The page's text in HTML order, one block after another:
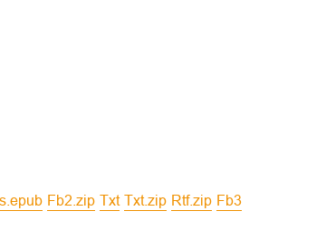
fb2.zip txt txt.zip rtf.zip fb3